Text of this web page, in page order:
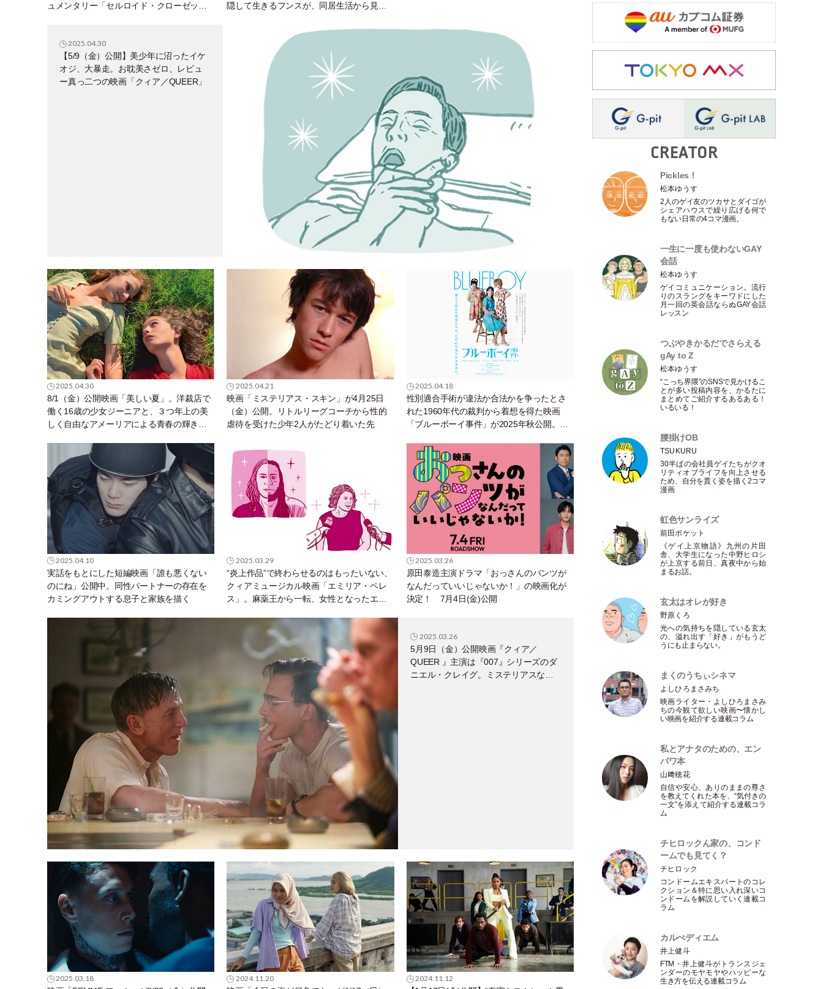
ュメンタリー「セルロイド・クローゼッ
隠して生きるフンスが、同居生活から見出
2025.04.30
【5/9（金）公開】美少年に沼ったイケ
オジ、大暴走。お耽美さゼロ、レビュ
ー真っ二つの映画「クィア／QUEER」
2025.04.30
8/1（金）公開映画「美しい夏」。洋裁店で
働く16歳の少女ジーニアと、３つ年上の美
しく自由なアメーリアによる青春の輝きと
2025.04.21
映画「ミステリアス・スキン」が4月25日
（金）公開。リトルリーグコーチから性的
虐待を受けた少年2人がたどり着いた先
2025.04.18
性別適合手術が違法か合法かを争ったとさ
れた1960年代の裁判から着想を得た映画
「ブルーボーイ事件」が2025年秋公開。ト
グクイーンのイズミ・セクシーらが出演
2025.04.10
実話をもとにした短編映画「誰も悪くない
のにね」公開中。同性パートナーの存在を
カミングアウトする息子と家族を描く
2025.03.29
“炎上作品”で終わらせるのはもったいない、
クィアミュージカル映画「エミリア・ペレ
ス」。麻薬王から一転、女性となったエミ
2025.03.26
原田泰造主演ドラマ「おっさんのパンツが
なんだっていいじゃないか！」の映画化が
決定！ 7月4日(金)公開
2025.03.26
5月9日（金）公開映画『クィア／
QUEER 』主演は『007』シリーズのダ
ニエル・クレイグ。ミステリアスな青
2025.03.18 2024.11.20 2024.11.12
CREATOR
Pickles！
松本ゆうす
2人のゲイ友のツカサとダイゴが
シェアハウスで繰り広げる何で
もない日常の4コマ漫画。
一生に一度も使わないGAY
会話
松本ゆうす
ゲイコミュニケーション。流行
りのスラングをキーワドにした
月一回の英会話ならぬGAY会話
レッスン
つぶやきかるだでさらえる
gAy to Z
松本ゆうす
“こっち界隈”のSNSで見かけるこ
とが多い投稿内容を、かるたに
まとめてご紹介するあるある！
いるいる！
腰掛けOB
TSUKURU
30半ばの会社員ゲイたちがクオ
リティオブライフを向上させる
ため、自分を貫く姿を描く2コマ
漫画
虹色サンライズ
前田ポケット
《ゲイ上京物語》九州の片田
舎、大学生になった中野ヒロシ
が上京する前日、真夜中から始
まるお話。
玄太はオレが好き
野原くろ
光への気持ちを隠している玄太
の、溢れ出す 「好き 」がもうど
うにも止まらない。
まくのうちぃシネマ
よしひろまさみち
映画ライター ・ よしひろまさみ
ちの今観て欲しい映画〜懐かし
い映画を紹介する連載コラム
私とアナタのための、エン
パワ本
山﨑穂花
自信や安心、ありのままの尊さ
を教えてくれた本を、“気付きの
一文”を添えて紹介する連載コラ
ム
チヒロックん家の、コンド
ームでも見てく？
チヒロック
コンドームエキスパートのコレ
クション＆特に思い入れ深いコ
ンドームを解説していく連載コ
ラム
カルぺディエム
井上健斗
FTM ・井上健斗がトランスジェ
ンダーのモヤモヤやハッピーな
生き方を伝える連載コラム